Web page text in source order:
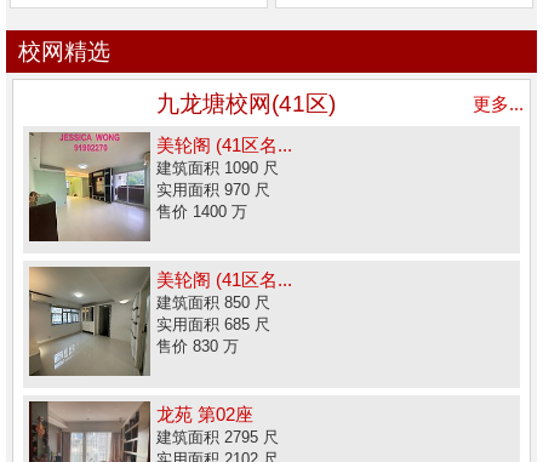
校网精选
九龙塘校网(41区)
更多...
美轮阁 (41区名...
建筑面积 1090 尺
实用面积 970 尺
售价 1400 万
美轮阁 (41区名...
建筑面积 850 尺
实用面积 685 尺
售价 830 万
龙苑 第02座
建筑面积 2795 尺